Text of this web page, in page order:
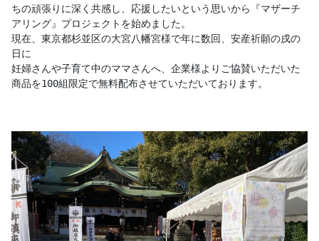
ちの頑張りに深く共感し、応援したいという思いから『マザーチ
アリング』プロジェクトを始めました。
現在、東京都杉並区の大宮八幡宮様で年に数回、安産祈願の戌の
日に
妊婦さんや子育て中のママさんへ、企業様よりご協賛いただいた
商品を100組限定で無料配布させていただいております。